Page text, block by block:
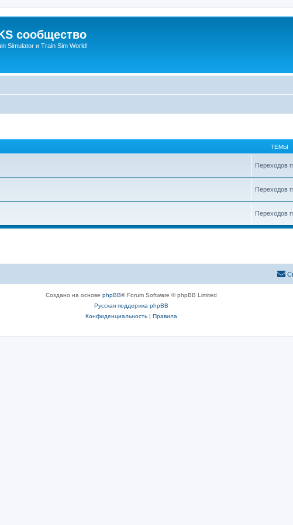
сообщество
Simulator и Train Sim World!
ТЕМЫ
Переходов
Переходов
Переходов
Создано на основе phpBB® Forum Software © phpBB Limited
Русская поддержка phpBB
Конфиденциальность| Правила